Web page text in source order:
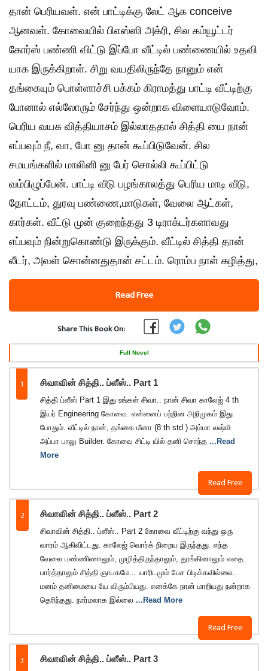
தான் பெரியவள். என் பாட்டிக்கு லேட் ஆக conceive
ஆனவள். கோவையில் பிஎஸ்ஸி அக்ரி, சில கம்யூட்டர்
கோர்ஸ் பண்ணி விட்டு இப்போ வீட்டில் பண்ணையில் உதவி
யாக இருக்கிறாள். சிறு வயதிலிருந்தே நானும் என்
தங்கையும் பொள்ளாச்சி பக்கம் கிராமத்து பாட்டி வீட்டிற்கு
போனால் எல்லோரும் சேர்ந்து ஒன்றாக விளையாடுவோம்.
பெரிய வயசு வித்தியாசம் இல்லாததால் சித்தி யை நான்
எப்பவும் நீ, வா, போ னு தான் கூப்பிடுவேன். சில
சமயங்களில் மாலினி னு பேர் சொல்லி கூப்பிட்டு
வம்பிழுப்பேன். பாட்டி வீடு பழங்காலத்து பெரிய மாடி வீடு,
தோட்டம், துரவு பண்ணை,மாடுகள், வேலை ஆட்கள்,
கார்கள். வீட்டு முன் குறைந்தது 3 டிராக்டர்களாவது
எப்பவும் நின்றுகொண்டு இருக்கும். வீட்டில் சித்தி தான்
லீடர், அவள் சொன்னதுதான் சட்டம். ரொம்ப நாள் கழித்து,
Read Free
Share This Book On:
Full Novel
1 சிவாவின் சித்தி.. ப்ளீஸ்.. Part 1
Read Free
சித்தி ப்ளீஸ் Part 1 இது உங்கள் சிவா.. நான் சிவா காலேஜ் 4 th
இயர் Engineering கோவை. என்னைப் பற்றின அறிமுகம் இது
போதும். வீட்டில் நான், தங்கை மீனா (8 th std ) அம்மா லஷ்மி
அப்பா பாலு Builder. கோவை சிட்டி யில் தனி சொந்த ...Read
More
2 சிவாவின் சித்தி.. ப்ளீஸ்.. Part 2
Read Free
சிவாவின் சித்தி.. ப்ளீஸ்.. Part 2 கோவை வீட்டிற்கு வந்து ஒரு
வாரம் ஆகிவிட்டது. காலேஜ் வொர்க் நிறைய இருந்தது. எந்த
வேலை பண்ணிணாலும், முழித்திருந்தாலும், தூங்கினாலும் எதை
பார்த்தாலும் சித்தி ஞாபகமே... யாரிடமும் பேச பிடிக்கவில்லை.
மனம் தனிமையை யே விரும்பியது. எனக்கே நான் மாறியது நன்றாக
தெரிந்தது. நார்மலாக இல்லை ...Read More
3 சிவாவின் சித்தி.. ப்ளீஸ்.. Part 3